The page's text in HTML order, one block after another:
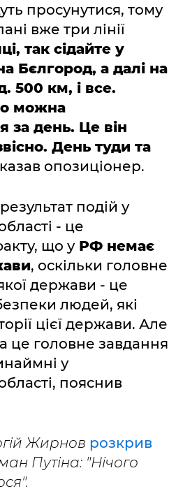
просунутися, тому
вже три лінії
так сідайте у
Бєлгород, а далі на
500 км, і все.
можна
за день. Це він
День туди та
опозиціонер.
подій у
- це
що уРФ немає
, оскільки головне
держави - це
людей, які
цієї держави. Але
це головне завдання
у
пояснив
Жирнов розкрив
Путіна: "Нічого